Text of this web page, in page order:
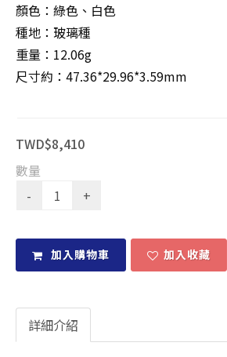
顏色：綠色、白色
種地：玻璃種
重量：12.06g
尺寸約：47.36*29.96*3.59mm
TWD$8,410
數量
加入購物車 加入收藏
詳細介紹